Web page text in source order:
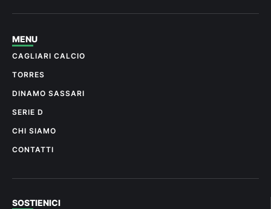
MENU
CAGLIARI CALCIO
TORRES
DINAMO SASSARI
SERIE D
CHI SIAMO
CONTATTI
SOSTIENICI